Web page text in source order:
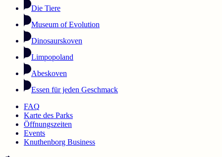
Die Tiere
Museum of Evolution
Dinosaurskoven
Limpopoland
Abeskoven
Essen für jeden Geschmack
FAQ
Karte des Parks
Öffnungszeiten
Events
Knuthenborg Business